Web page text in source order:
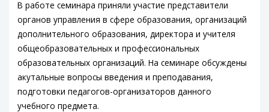
В работе семинара приняли участие представители
органов управления в сфере образования, организаций
дополнительного образования, директора и учителя
общеобразовательных и профессиональных
образовательных организаций. На семинаре обсуждены
акутальные вопросы введения и преподавания,
подготовки педагогов-организаторов данного
учебного предмета.